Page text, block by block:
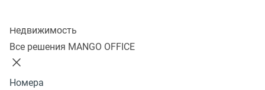
Недвижимость
Все решения MANGO OFFICE
Номера
Получить предложение
Рост новых китайских автобрендов, фокус
на продаже ТС с пробегом и появление